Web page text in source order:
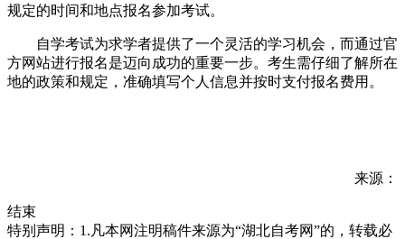
规定的时间和地点报名参加考试。
自学考试为求学者提供了一个灵活的学习机会，而通过官
方网站进行报名是迈向成功的重要一步。考生需仔细了解所在
地的政策和规定，准确填写个人信息并按时支付报名费用。
来源：
结束
特别声明：1.凡本网注明稿件来源为“湖北自考网”的，转载必